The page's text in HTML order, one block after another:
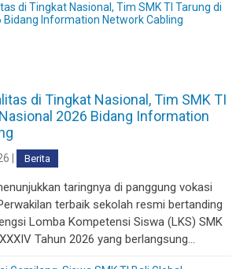
di Tingkat Nasional, Tim SMK TI
2026 Bidang Information
| Berita
taringnya di panggung vokasi
terbaik sekolah resmi bertanding
Lomba Kompetensi Siswa (LKS) SMK
Tahun 2026 yang berlangsung...